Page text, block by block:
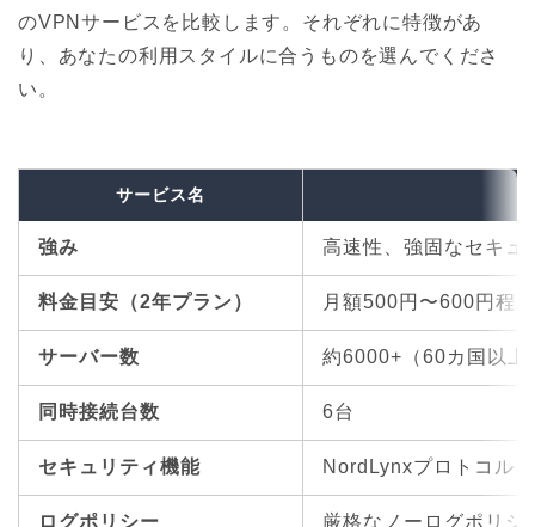
のVPNサービスを比較します。それぞれに特徴があ
り、あなたの利用スタイルに合うものを選んでくださ
い。
サービス名
強み 高速性、強固なセキュ
料金目安（2年プラン） 月額500円〜600円程度
サーバー数 約6000+（60カ国以上
同時接続台数 6台
セキュリティ機能 NordLynxプロトコル
ログポリシー 厳格なノーログポリシ